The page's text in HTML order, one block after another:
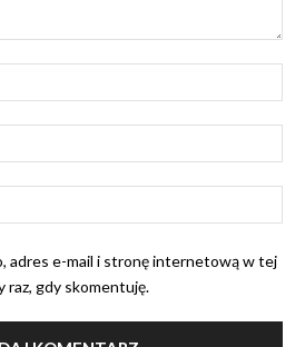
adres e-mail i stronę internetową w tej
raz, gdy skomentuję.